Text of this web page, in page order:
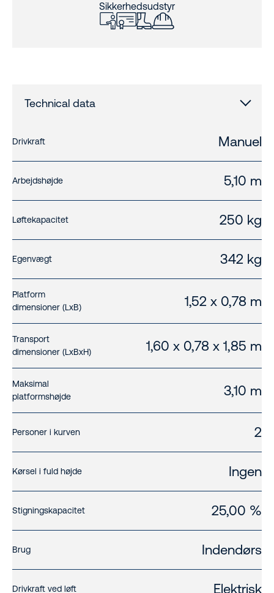
Sikkerhedsudstyr
Technical data
Drivkraft Manuel
Arbejdshøjde 5,10 m
Løftekapacitet 250 kg
Egenvægt 342 kg
Platform
dimensioner (LxB)
1,52 x 0,78 m
Transport
dimensioner (LxBxH)
1,60 x 0,78 x 1,85 m
Maksimal
platformshøjde
3,10 m
Personer i kurven 2
Kørsel i fuld højde Ingen
Stigningskapacitet 25,00 %
Brug Indendørs
Drivkraft ved løft Elektrisk